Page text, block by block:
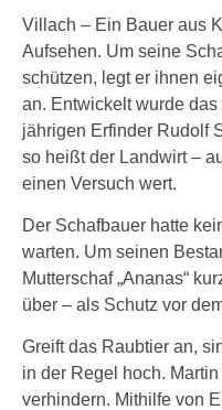
Villach – Ein Bauer aus
Aufsehen. Um seine
schützen, legt er ihnen
an. Entwickelt wurde
jährigen Erfinder Rudolf
so heißt der Landwirt –
einen Versuch wert.
Der Schafbauer hatte
warten. Um seinen
Mutterschaf „Ananas“
über – als Schutz vor
Greift das Raubtier an,
in der Regel hoch.
verhindern. Mithilfe von